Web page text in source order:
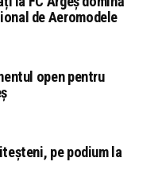
de Aeromodele
open pentru
pe podium la